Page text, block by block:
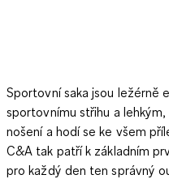
Sportovní saka jsou ležérně
sportovnímu střihu a
nošení a hodí se ke všem
C&A tak patří k základním
pro každý den ten správný